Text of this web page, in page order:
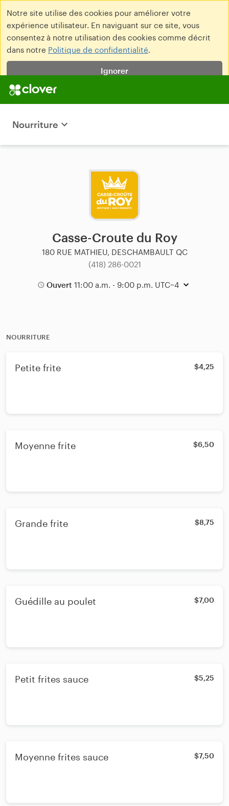
Notre site utilise des cookies pour améliorer votre
expérience utilisateur. En naviguant sur ce site, vous
consentez à notre utilisation des cookies comme décrit
dans notre Politique de confidentialité.
Ignorer
Nourriture
Casse-Croute du Roy
180 RUE MATHIEU, DESCHAMBAULT QC
(418) 286-0021
Ouvert 11:00 a.m. - 9:00 p.m. UTC−4
NOURRITURE
Petite frite $4,25
Moyenne frite $6,50
Grande frite $8,75
Guédille au poulet $7,00
Petit frites sauce $5,25
Moyenne frites sauce $7,50